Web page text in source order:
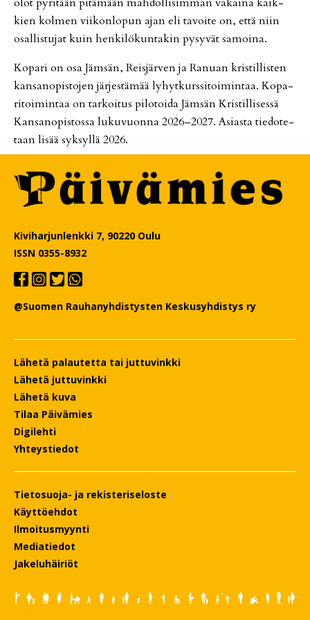
kien kol­men vii­kon­lo­pun ajan eli ta­voi­te on, et­tä niin
osal­lis­tu­jat kuin hen­ki­lö­kun­ta­kin py­sy­vät sa­moi­na.
Ko­pa­ri on osa Jäm­sän, Reis­jär­ven ja Ra­nu­an kris­til­lis­ten
kan­sa­no­pis­to­jen jär­jes­tä­mää ly­hyt­kurs­si­toi­min­taa. Ko­pa­
ri­toi­min­taa on tar­koi­tus pi­lo­toi­da Jäm­sän Kris­til­li­ses­sä
Kan­sa­no­pis­tos­sa lu­ku­vuon­na 2026–2027. Asi­as­ta tie­do­te­
taan li­sää syk­syl­lä 2026.
Kiviharjunlenkki 7, 90220 Oulu
ISSN 0355-8932
@Suomen Rauhanyhdistysten Keskusyhdistys ry
Lähetä palautetta tai juttuvinkki
Lähetä juttuvinkki
Lähetä kuva
Tilaa Päivämies
Digilehti
Yhteystiedot
Tietosuoja- ja rekisteriseloste
Käyttöehdot
Ilmoitusmyynti
Mediatiedot
Jakeluhäiriöt